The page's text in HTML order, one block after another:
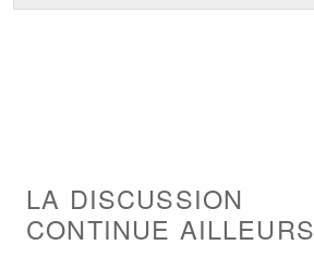
LA DISCUSSION
CONTINUE AILLEURS